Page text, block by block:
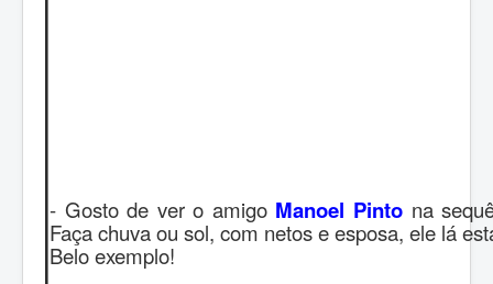
- Gosto de ver o amigo Manoel Pinto na
Faça chuva ou sol, com netos e esposa, ele lá
Belo exemplo!